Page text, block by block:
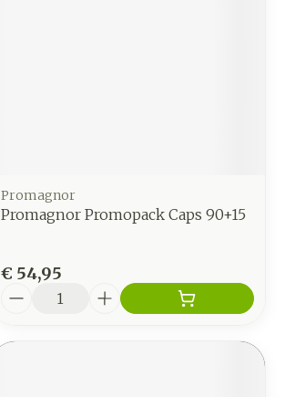
Promagnor
Promagnor Promopack Caps 90+15
€ 54,95